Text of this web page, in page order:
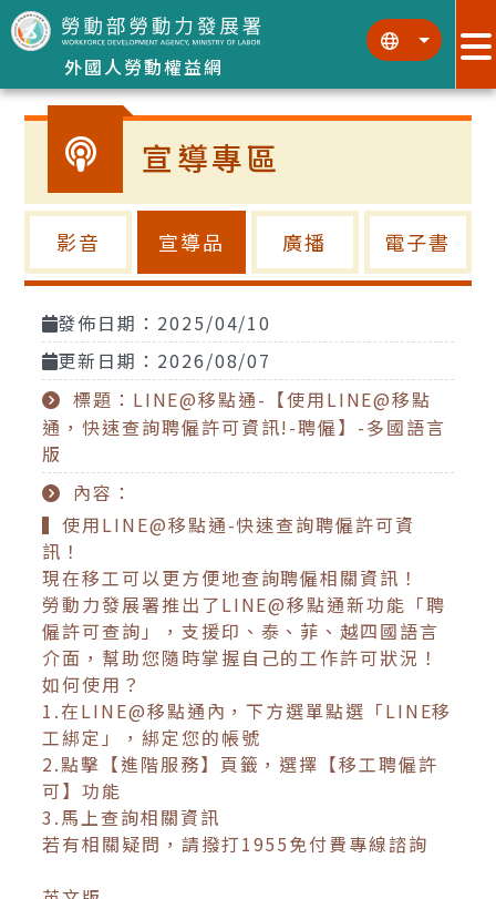
跳到主要內容區塊
外國人勞動權益網
::: :::
宣導專區
影音 宣導品 廣播 電子書
發佈日期：2025/04/10
更新日期：2026/08/07
標題：LINE@移點通-【使用LINE@移點
通，快速查詢聘僱許可資訊!-聘僱】-多國語言
版
內容：
▍使用LINE@移點通-快速查詢聘僱許可資
訊！
現在移工可以更方便地查詢聘僱相關資訊！
勞動力發展署推出了LINE@移點通新功能「聘
僱許可查詢」，支援印、泰、菲、越四國語言
介面，幫助您隨時掌握自己的工作許可狀況！
如何使用？
1.在LINE@移點通內，下方選單點選「LINE移
工綁定」，綁定您的帳號
2.點擊【進階服務】頁籤，選擇【移工聘僱許
可】功能
3.馬上查詢相關資訊
若有相關疑問，請撥打1955免付費專線諮詢